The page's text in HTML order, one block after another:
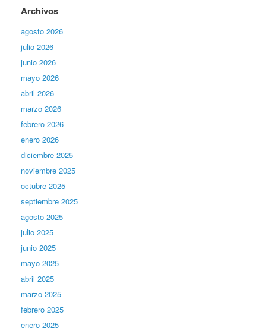
Archivos
agosto 2026
julio 2026
junio 2026
mayo 2026
abril 2026
marzo 2026
febrero 2026
enero 2026
diciembre 2025
noviembre 2025
octubre 2025
septiembre 2025
agosto 2025
julio 2025
junio 2025
mayo 2025
abril 2025
marzo 2025
febrero 2025
enero 2025